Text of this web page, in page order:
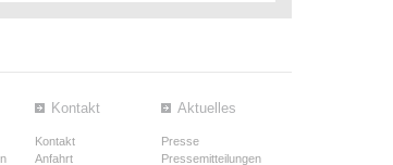
Kontakt
Kontakt
Anfahrt
Aktuelles
Presse
Pressemitteilungen